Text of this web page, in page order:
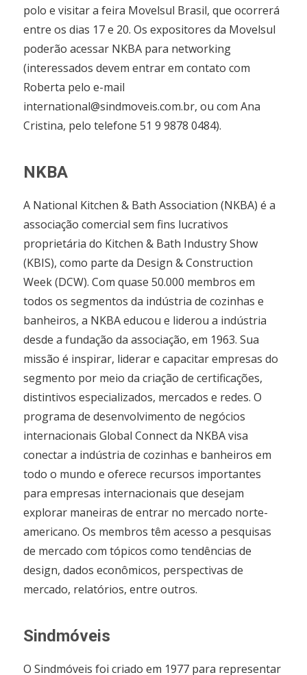
polo e visitar a feira Movelsul Brasil, que ocorrerá
entre os dias 17 e 20. Os expositores da Movelsul
poderão acessar NKBA para networking
(interessados devem entrar em contato com
Roberta pelo e-mail
international@sindmoveis.com.br, ou com Ana
Cristina, pelo telefone 51 9 9878 0484).
NKBA
A National Kitchen & Bath Association (NKBA) é a
associação comercial sem fins lucrativos
proprietária do Kitchen & Bath Industry Show
(KBIS), como parte da Design & Construction
Week (DCW). Com quase 50.000 membros em
todos os segmentos da indústria de cozinhas e
banheiros, a NKBA educou e liderou a indústria
desde a fundação da associação, em 1963. Sua
missão é inspirar, liderar e capacitar empresas do
segmento por meio da criação de certificações,
distintivos especializados, mercados e redes. O
programa de desenvolvimento de negócios
internacionais Global Connect da NKBA visa
conectar a indústria de cozinhas e banheiros em
todo o mundo e oferece recursos importantes
para empresas internacionais que desejam
explorar maneiras de entrar no mercado norte-
americano. Os membros têm acesso a pesquisas
de mercado com tópicos como tendências de
design, dados econômicos, perspectivas de
mercado, relatórios, entre outros.
Sindmóveis
O Sindmóveis foi criado em 1977 para representar